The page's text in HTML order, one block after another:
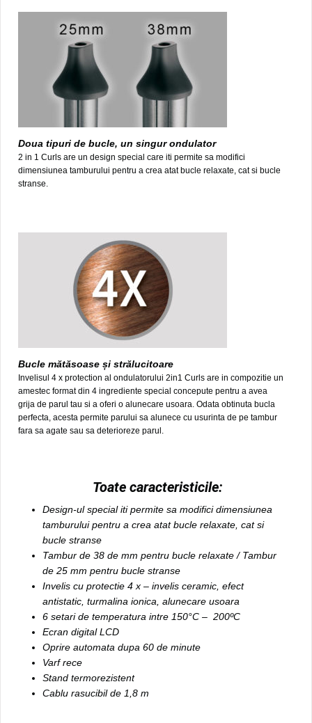
Doua tipuri de bucle, un singur ondulator
2 in 1 Curls are un design special care iti permite sa modifici
dimensiunea tamburului pentru a crea atat bucle relaxate, cat si bucle
stranse.
Bucle mătăsoase și strălucitoare
Invelisul 4 x protection al ondulatorului 2in1 Curls are in compozitie un
amestec format din 4 ingrediente special concepute pentru a avea
grija de parul tau si a oferi o alunecare usoara. Odata obtinuta bucla
perfecta, acesta permite parului sa alunece cu usurinta de pe tambur
fara sa agate sau sa deterioreze parul.
Toate caracteristicile:
Design-ul special iti permite sa modifici dimensiunea
tamburului pentru a crea atat bucle relaxate, cat si
bucle stranse
Tambur de 38 de mm pentru bucle relaxate / Tambur
de 25 mm pentru bucle stranse
Invelis cu protectie 4 x – invelis ceramic, efect
antistatic, turmalina ionica, alunecare usoara
6 setari de temperatura intre 150°C – 200ºC
Ecran digital LCD
Oprire automata dupa 60 de minute
Varf rece
Stand termorezistent
Cablu rasucibil de 1,8 m